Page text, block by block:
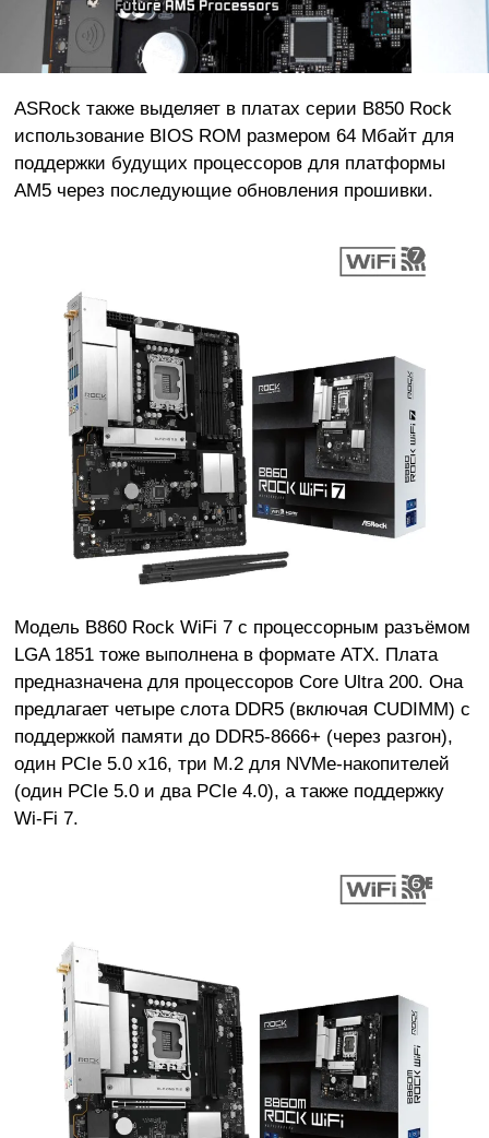
ASRock также выделяет в платах серии B850 Rock
использование BIOS ROM размером 64 Мбайт для
поддержки будущих процессоров для платформы
AM5 через последующие обновления прошивки.
Модель B860 Rock WiFi 7 с процессорным разъёмом
LGA 1851 тоже выполнена в формате ATX. Плата
предназначена для процессоров Core Ultra 200. Она
предлагает четыре слота DDR5 (включая CUDIMM) с
поддержкой памяти до DDR5-8666+ (через разгон),
один PCIe 5.0 x16, три M.2 для NVMe-накопителей
(один PCIe 5.0 и два PCIe 4.0), а также поддержку
Wi-Fi 7.